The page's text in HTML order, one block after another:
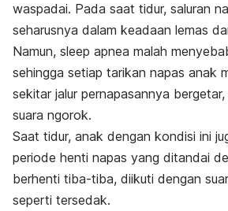
waspadai. Pada saat tidur, saluran
seharusnya dalam keadaan lemas
Namun, sleep apnea malah
sehingga setiap tarikan napas anak
sekitar jalur pernapasannya
suara ngorok.
Saat tidur, anak dengan kondisi ini
periode henti napas yang ditandai
berhenti tiba-tiba, diikuti dengan
seperti tersedak.